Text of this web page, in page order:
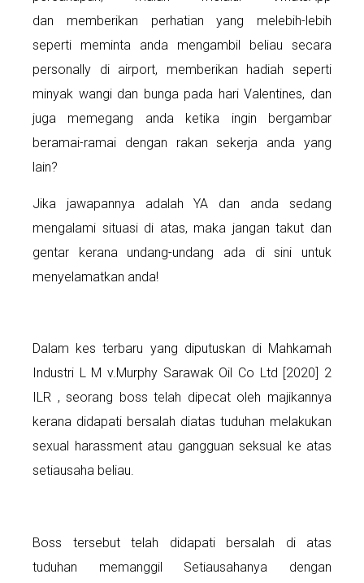
dan memberikan perhatian yang melebih-lebih
seperti meminta anda mengambil beliau secara
personally di airport, memberikan hadiah seperti
minyak wangi dan bunga pada hari Valentines, dan
juga memegang anda ketika ingin bergambar
beramai-ramai dengan rakan sekerja anda yang
lain?
Jika jawapannya adalah YA dan anda sedang
mengalami situasi di atas, maka jangan takut dan
gentar kerana undang-undang ada di sini untuk
menyelamatkan anda!
Dalam kes terbaru yang diputuskan di Mahkamah
Industri L M v.Murphy Sarawak Oil Co Ltd [2020] 2
ILR , seorang boss telah dipecat oleh majikannya
kerana didapati bersalah diatas tuduhan melakukan
sexual harassment atau gangguan seksual ke atas
setiausaha beliau.
Boss tersebut telah didapati bersalah di atas
tuduhan memanggil Setiausahanya dengan